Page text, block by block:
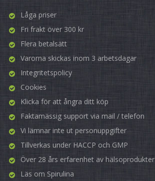
Låga priser
Fri frakt över 300 kr
Flera betalsätt
Varorna skickas inom 3 arbetsdagar
Integritetspolicy
Cookies
Klicka för att ångra ditt köp
Faktamässig support via mail / telefon
Vi lämnar inte ut personuppgifter
Tillverkas under HACCP och GMP
Över 28 års erfarenhet av hälsoprodukter
Läs omSpirulina